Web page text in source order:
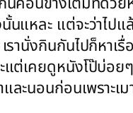
แหละ แต่จะว่าไป
รานั่งกินกันไปก็หา
ต่เคยดูหนังโป๊บ่อ
ละนอนก่อนเพราะเ